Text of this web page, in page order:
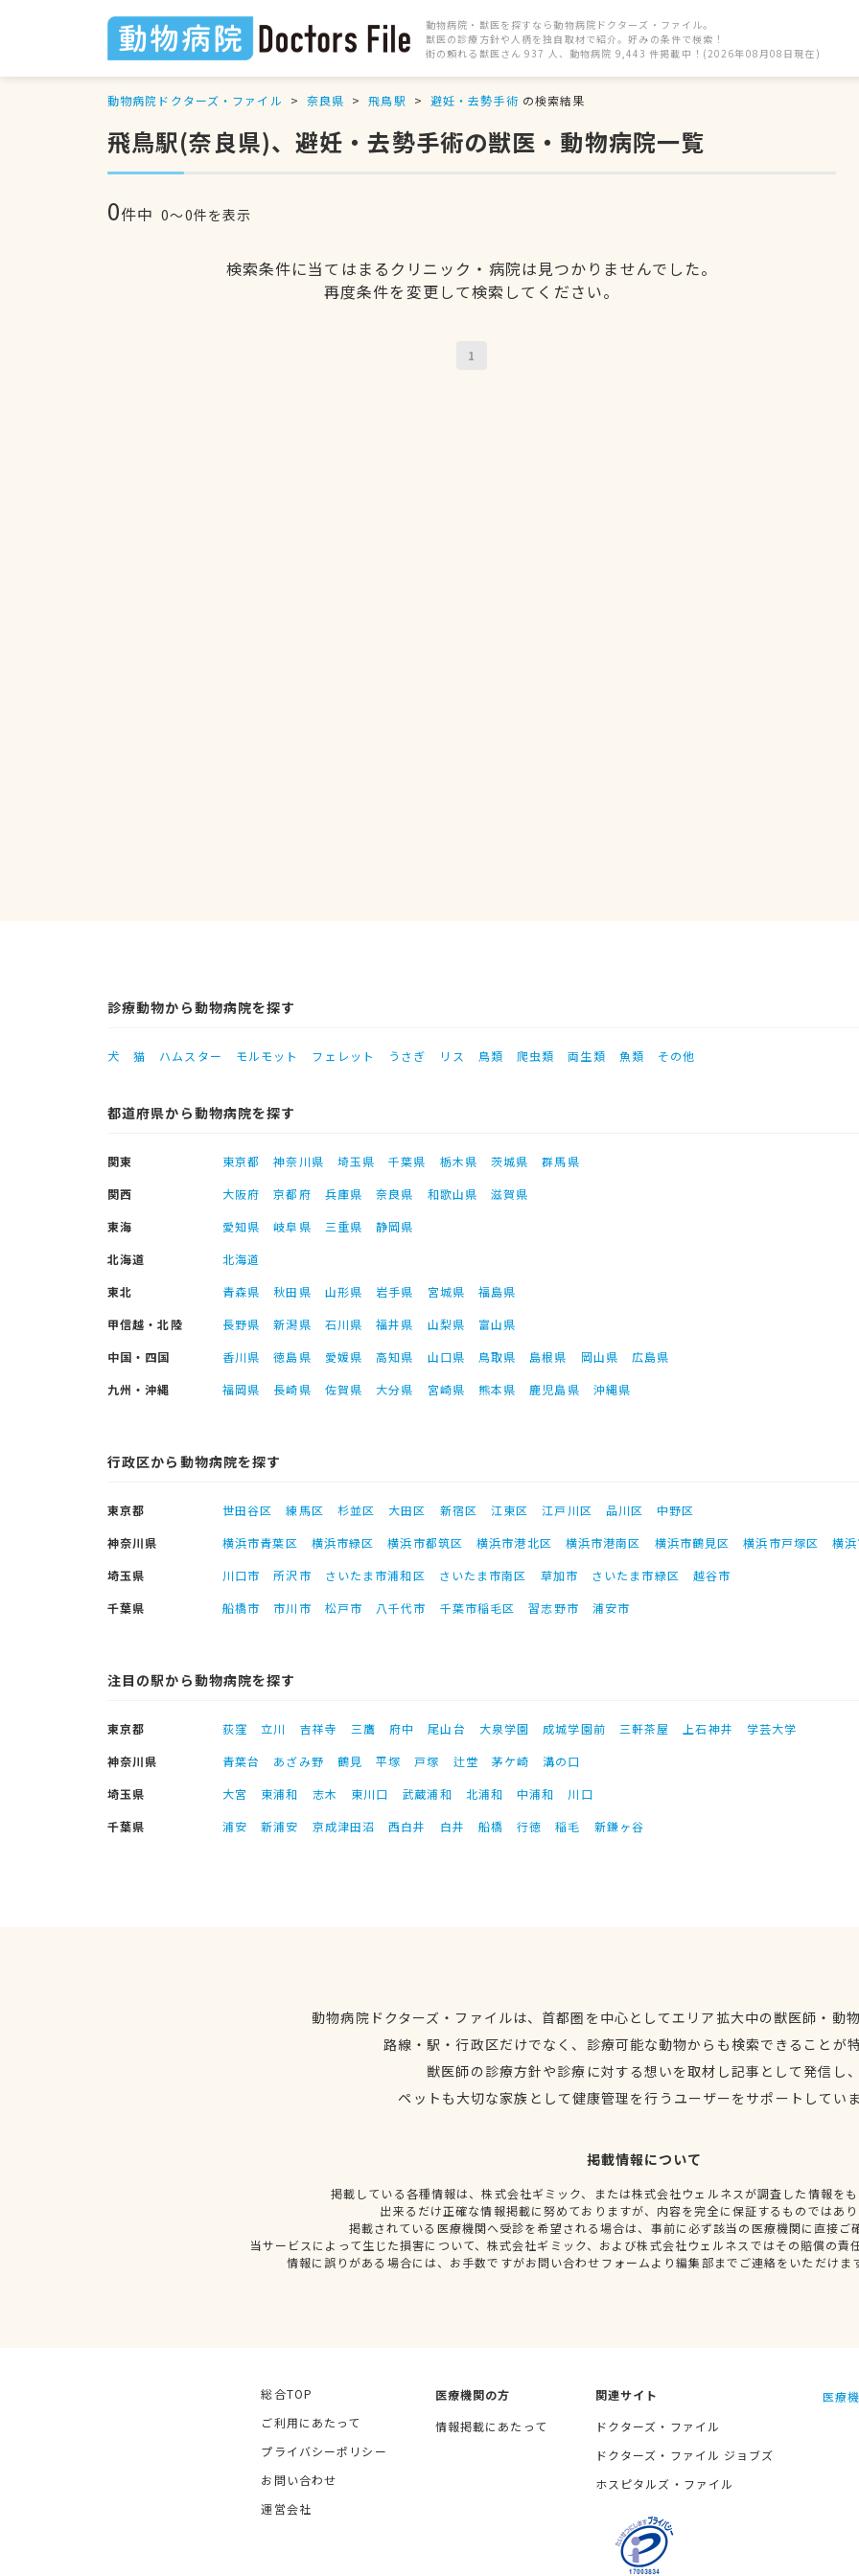
動物病院・獣医を探すなら動物病院ドクターズ・ファイル。
獣医の診療方針や人柄を独自取材で紹介。好みの条件で検索！
街の頼れる獣医さん 937 人、動物病院 9,443 件掲載中！(2026年08月08日現在)
動物病院ドクターズ・ファイル 奈良県 飛鳥駅 避妊・去勢手術 の検索結果
飛鳥駅(奈良県)、避妊・去勢手術の獣医・動物病院一覧
0件中 0〜0件を表示
検索条件に当てはまるクリニック・病院は見つかりませんでした。
再度条件を変更して検索してください。
1
診療動物から動物病院を探す
犬 猫 ハムスター モルモット フェレット うさぎ リス 鳥類 爬虫類 両生類 魚類 その他
都道府県から動物病院を探す
関東 東京都 神奈川県 埼玉県 千葉県 栃木県 茨城県
群馬県
関西
大阪府 京都府 兵庫県 奈良県 和歌山県
滋賀県
東海
愛知県 岐阜県 三重県
静岡県
北海道
北海道
東北
青森県 秋田県 山形県 岩手県 宮城県
福島県
甲信越・北陸
長野県 新潟県 石川県 福井県 山梨県
富山県
中国・四国
香川県 徳島県 愛媛県 高知県 山口県 鳥取県 島根県 岡山県
広島県
九州・沖縄
福岡県 長崎県 佐賀県 大分県 宮崎県 熊本県 鹿児島県 沖縄県
行政区から動物病院を探す
東京都 世田谷区 練馬区 杉並区 大田区 新宿区 江東区 江戸川区 品川区
中野区
神奈川県
横浜市青葉区 横浜市緑区 横浜市都筑区 横浜市港北区 横浜市港南区 横浜市鶴見区 横浜市戸塚区
横
埼玉県
川口市 所沢市 さいたま市浦和区 さいたま市南区 草加市 さいたま市緑区
越谷市
千葉県
船橋市 市川市 松戸市 八千代市 千葉市稲毛区 習志野市 浦安市
注目の駅から動物病院を探す
東京都 荻窪 立川 吉祥寺 三鷹 府中 尾山台 大泉学園 成城学園前 三軒茶屋 上石神井
学芸大学
神奈川県
青葉台 あざみ野 鶴見 平塚 戸塚 辻堂 茅ケ崎
溝の口
埼玉県
大宮 東浦和 志木 東川口 武蔵浦和 北浦和 中浦和
川口
千葉県
浦安 新浦安 京成津田沼 西白井 白井 船橋 行徳 稲毛 新鎌ヶ谷
動物病院ドクターズ・ファイルは、首都圏を中心としてエリア拡大中の獣医師・動
路線・駅・行政区だけでなく、診療可能な動物からも検索できることが
獣医師の診療方針や診療に対する想いを取材し記事として発信し
ペットも大切な家族として健康管理を行うユーザーをサポートしてい
掲載情報について
掲載している各種情報は、株式会社ギミック、または株式会社ウェルネスが調査した情報を
出来るだけ正確な情報掲載に努めておりますが、内容を完全に保証するものではあ
掲載されている医療機関へ受診を希望される場合は、事前に必ず該当の医療機関に直接ご
当サービスによって生じた損害について、株式会社ギミック、および株式会社ウェルネスではその賠償の責
情報に誤りがある場合には、お手数ですがお問い合わせフォームより編集部までご連絡をいただけま
総合TOP
ご利用にあたって
プライバシーポリシー
お問い合わせ
運営会社
医療機関の方
情報掲載にあたって
関連サイト
ドクターズ・ファイル
ドクターズ・ファイル ジョブズ
ホスピタルズ・ファイル
医療